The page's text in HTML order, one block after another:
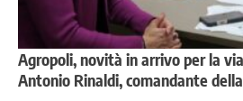
Agropoli, novità in arrivo per la
Antonio Rinaldi, comandante